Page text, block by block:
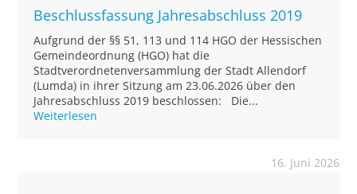
Beschlussfassung Jahresabschluss 2019
Aufgrund der §§ 51, 113 und 114 HGO der Hessischen
Gemeindeordnung (HGO) hat die
Stadtverordnetenversammlung der Stadt Allendorf
(Lumda) in ihrer Sitzung am 23.06.2026 über den
Jahresabschluss 2019 beschlossen: Die...
Weiterlesen
16. Juni 2026